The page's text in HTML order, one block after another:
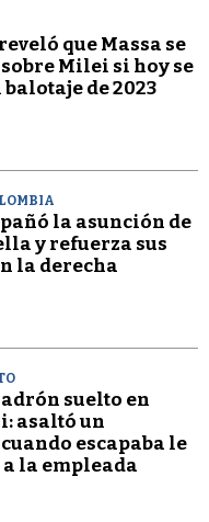
que Massa se
Milei si hoy se
de 2023
la asunción de
y refuerza sus
la derecha
suelto en
asaltó un
escapaba le
la empleada